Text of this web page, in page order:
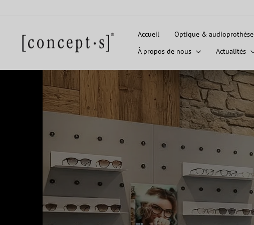
Accueil Optique & audioprothèse
À propos de nous
Actualités